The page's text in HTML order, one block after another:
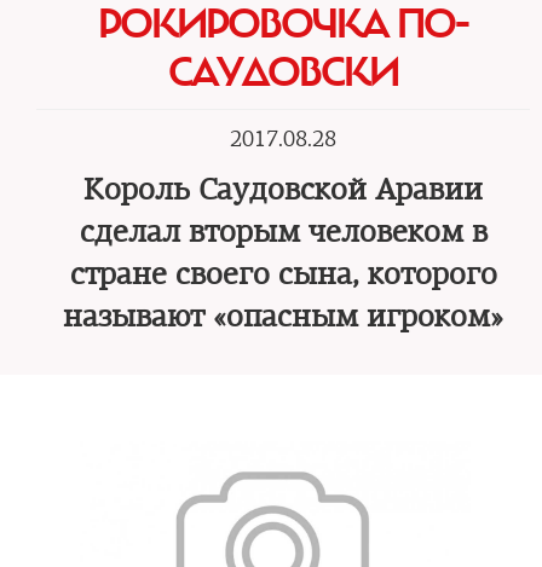
РОКИРОВОЧКА ПО-
САУДОВСКИ
2017.08.28
Король Саудовской Аравии
сделал вторым человеком в
стране своего сына, которого
называют «опасным игроком»